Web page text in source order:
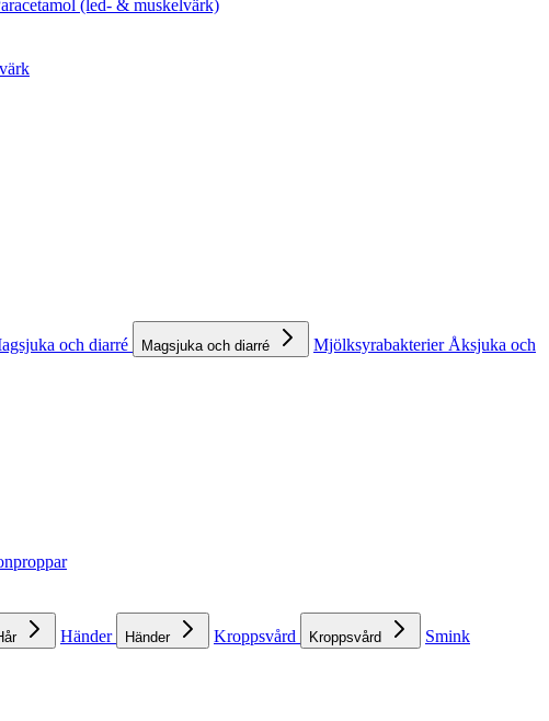
(led- & muskelvärk)
och diarré Magsjuka och diarré Mjölksyrabakterier Åksjuka och
Händer Händer Kroppsvård Kroppsvård Smink